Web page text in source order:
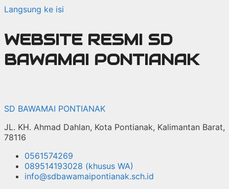
Langsung ke isi
WEBSITE RESMI SD
BAWAMAI PONTIANAK
SD BAWAMAI PONTIANAK
JL. KH. Ahmad Dahlan, Kota Pontianak, Kalimantan Barat,
78116
0561574269
089514193028 (khusus WA)
info@sdbawamaipontianak.sch.id